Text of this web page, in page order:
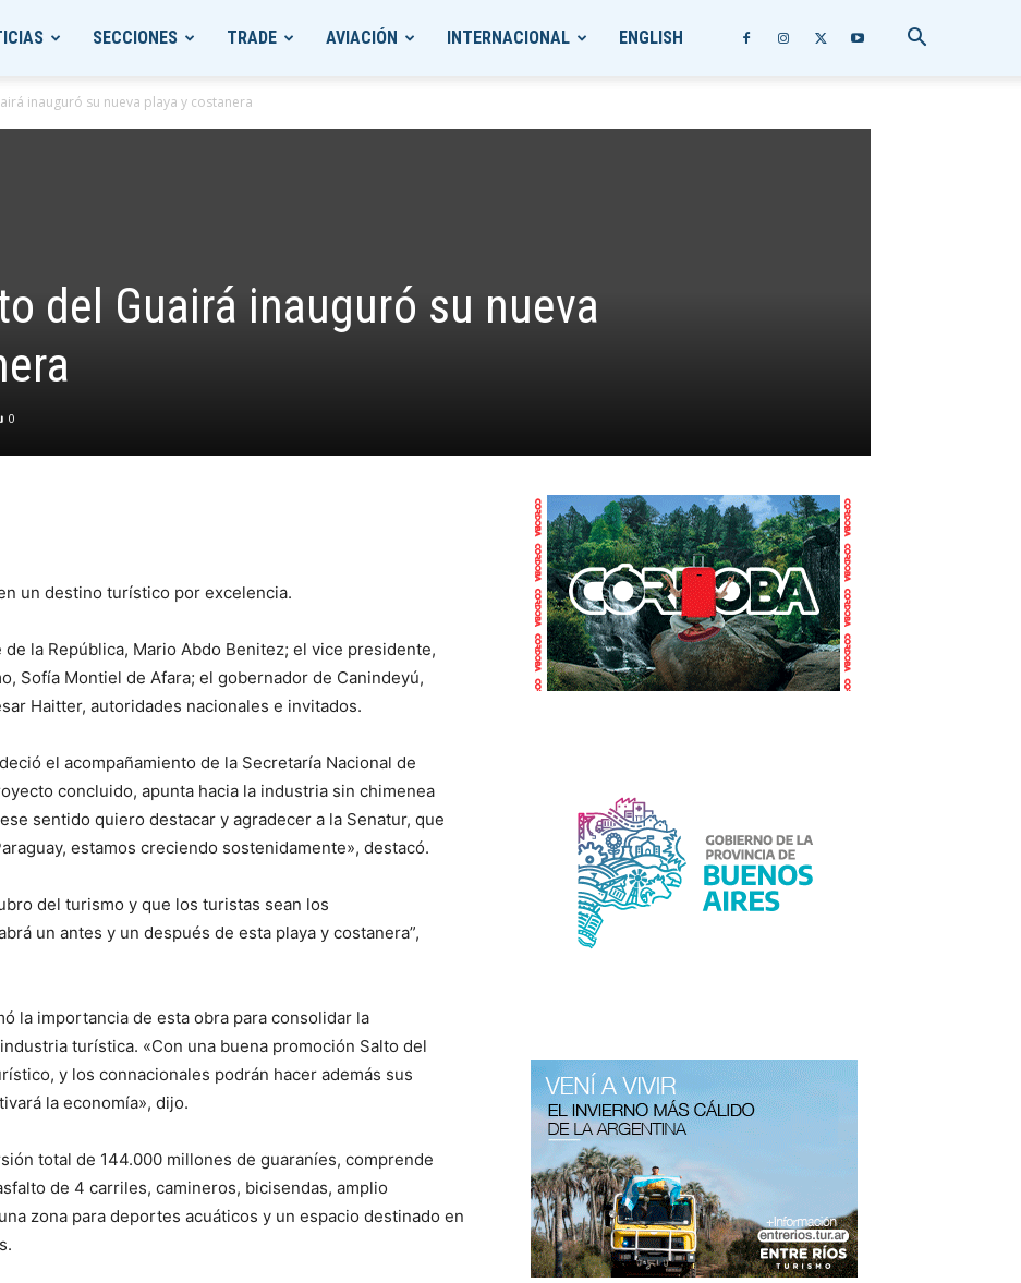
SECCIONES TRADE AVIACIÓN INTERNACIONAL ENGLISH
inauguró su nueva playa y costanera
del Guairá inauguró su nueva
0
un destino turístico por excelencia.
la República, Mario Abdo Benitez; el vice presidente,
Sofía Montiel de Afara; el gobernador de Canindeyú,
Haitter, autoridades nacionales e invitados.
el acompañamiento de la Secretaría Nacional de
concluido, apunta hacia la industria sin chimenea
sentido quiero destacar y agradecer a la Senatur, que
estamos creciendo sostenidamente», destacó.
del turismo y que los turistas sean los
un antes y un después de esta playa y costanera”,
la importancia de esta obra para consolidar la
turística. «Con una buena promoción Salto del
y los connacionales podrán hacer además sus
la economía», dijo.
total de 144.000 millones de guaraníes, comprende
de 4 carriles, camineros, bicisendas, amplio
zona para deportes acuáticos y un espacio destinado en